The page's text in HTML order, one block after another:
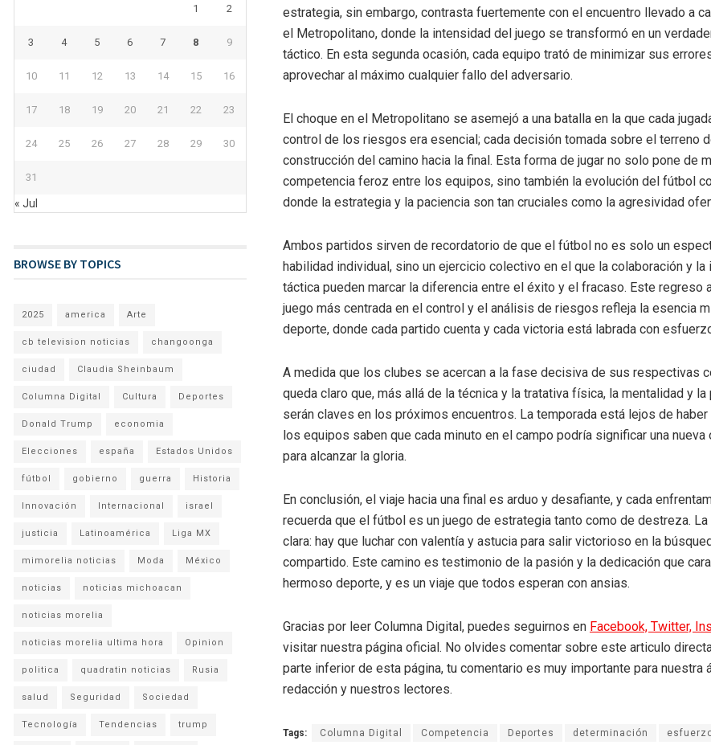
estrategia, sin embargo, contrasta fuertemente con el encuentro llevado a
el Metropolitano, donde la intensidad del juego se transformó en un
táctico. En esta segunda ocasión, cada equipo trató de minimizar sus
aprovechar al máximo cualquier fallo del adversario.
El choque en el Metropolitano se asemejó a una batalla en la que cada
control de los riesgos era esencial; cada decisión tomada sobre el terreno
construcción del camino hacia la final. Esta forma de jugar no solo pone de
competencia feroz entre los equipos, sino también la evolución del fútbol
donde la estrategia y la paciencia son tan cruciales como la agresividad
Ambos partidos sirven de recordatorio de que el fútbol no es solo un
habilidad individual, sino un ejercicio colectivo en el que la colaboración y la
táctica pueden marcar la diferencia entre el éxito y el fracaso. Este regreso
juego más centrada en el control y el análisis de riesgos refleja la esencia
deporte, donde cada partido cuenta y cada victoria está labrada con
A medida que los clubes se acercan a la fase decisiva de sus respectivas
queda claro que, más allá de la técnica y la tratativa física, la mentalidad y la
serán claves en los próximos encuentros. La temporada está lejos de haber
los equipos saben que cada minuto en el campo podría significar una nueva
para alcanzar la gloria.
En conclusión, el viaje hacia una final es arduo y desafiante, y cada
recuerda que el fútbol es un juego de estrategia tanto como de destreza.
clara: hay que luchar con valentía y astucia para salir victorioso en la
compartido. Este camino es testimonio de la pasión y la dedicación que
hermoso deporte, y es un viaje que todos esperan con ansias.
Gracias por leer Columna Digital, puedes seguirnos en Facebook, Twitter,
visitar nuestra página oficial. No olvides comentar sobre este articulo
parte inferior de esta página, tu comentario es muy importante para nuestra
redacción y nuestros lectores.
Tags: Columna Digital Competencia Deportes determinación
1 2
3 4 5 6 7 8 9
10 11 12 13 14 15 16
17 18 19 20 21 22 23
24 25 26 27 28 29 30
31
« Jul
BROWSE BY TOPICS
2025 america Arte
cb television noticias changoonga
ciudad Claudia Sheinbaum
Columna Digital Cultura Deportes
Donald Trump economia
Elecciones españa Estados Unidos
fútbol gobierno guerra Historia
Innovación Internacional israel
justicia Latinoamérica Liga MX
mimorelia noticias Moda México
noticias noticias michoacan
noticias morelia
noticias morelia ultima hora Opinion
politica quadratin noticias Rusia
salud Seguridad Sociedad
Tecnología Tendencias trump